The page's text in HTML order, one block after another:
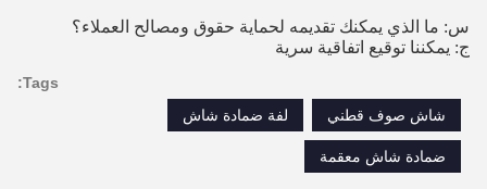
س: ما الذي يمكنك تقديمه لحماية حقوق ومصالح العملاء؟
ج: يمكننا توقيع اتفاقية سرية
Tags:
شاش صوف قطني
لفة ضمادة شاش
ضمادة شاش معقمة